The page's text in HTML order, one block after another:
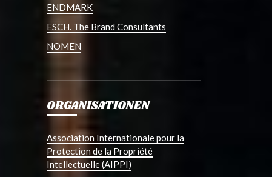
ENDMARK
ESCH. The Brand Consultants
NOMEN
ORGANISATIONEN
Association Internationale pour la
Protection de la Propriété
Intellectuelle (AIPPI)